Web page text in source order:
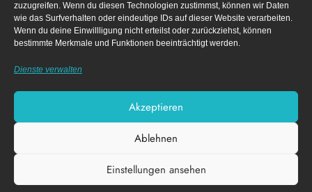
zuzugreifen. Wenn du diesen Technologien zustimmst, können wir Daten
wie das Surfverhalten oder eindeutige IDs auf dieser Website verarbeiten.
Wenn du deine Einwillligung nicht erteilst oder zurückziehst, können
bestimmte Merkmale und Funktionen beeinträchtigt werden.
Dienste verwalten
Akzeptieren
Ablehnen
Einstellungen ansehen
Archiv
Impressum
Cookie-Richtlinie (EU)
Diese Webseite nutzt funktionale Cookies. X